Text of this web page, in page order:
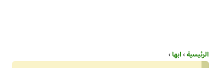
الرئيسية›ابها›